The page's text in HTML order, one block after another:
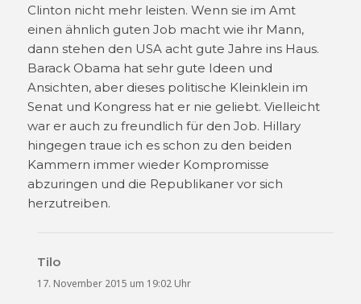
Clinton nicht mehr leisten. Wenn sie im Amt
einen ähnlich guten Job macht wie ihr Mann,
dann stehen den USA acht gute Jahre ins Haus.
Barack Obama hat sehr gute Ideen und
Ansichten, aber dieses politische Kleinklein im
Senat und Kongress hat er nie geliebt. Vielleicht
war er auch zu freundlich für den Job. Hillary
hingegen traue ich es schon zu den beiden
Kammern immer wieder Kompromisse
abzuringen und die Republikaner vor sich
herzutreiben.
Tilo
17. November 2015 um 19:02 Uhr